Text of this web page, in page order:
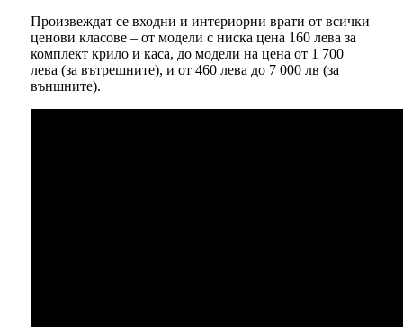
Произвеждат се входни и интериорни врати от всички
ценови класове – от модели с ниска цена 160 лева за
комплект крило и каса, до модели на цена от 1 700
лева (за вътрешните), и от 460 лева до 7 000 лв (за
външните).